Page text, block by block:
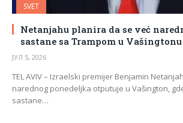
SVET
Netanjahu planira da se već
sastane sa Trampom u Vašingtonu
ЈУЛ 5, 2026
TEL AVIV – Izraelski premijer Benjamin
narednog ponedeljka otputuje u Vašington,
sastane…